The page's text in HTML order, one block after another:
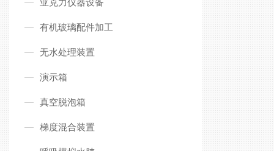
亚克力仪器设备
有机玻璃配件加工
无水处理装置
演示箱
真空脱泡箱
梯度混合装置